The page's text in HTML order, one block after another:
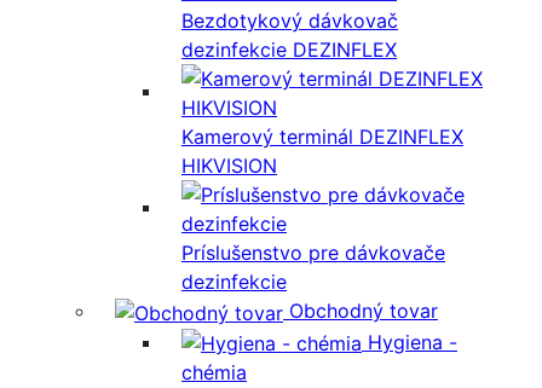
Bezdotykový dávkovač
dezinfekcie DEZINFLEX
Kamerový terminál DEZINFLEX
HIKVISION
Príslušenstvo pre dávkovače
dezinfekcie
Obchodný tovar
Hygiena -
chémia